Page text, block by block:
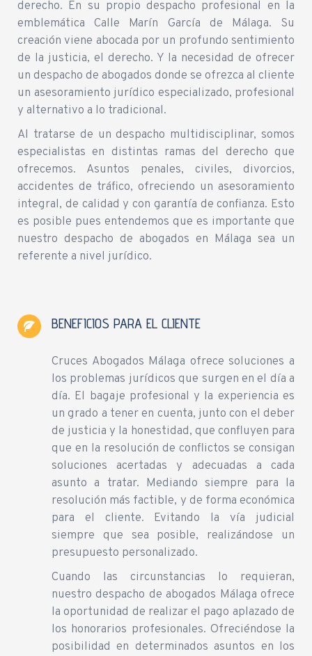
derecho. En su propio despacho profesional en la
emblemática Calle Marín García de Málaga. Su
creación viene abocada por un profundo sentimiento
de la justicia, el derecho. Y la necesidad de ofrecer
un despacho de abogados donde se ofrezca al cliente
un asesoramiento jurídico especializado, profesional
y alternativo a lo tradicional.
Al tratarse de un despacho multidisciplinar, somos
especialistas en distintas ramas del derecho que
ofrecemos. Asuntos penales, civiles, divorcios,
accidentes de tráfico, ofreciendo un asesoramiento
integral, de calidad y con garantía de confianza. Esto
es posible pues entendemos que es importante que
nuestro despacho de abogados en Málaga sea un
referente a nivel jurídico.
BENEFICIOS PARA EL CLIENTE
Cruces Abogados Málaga ofrece soluciones a
los problemas jurídicos que surgen en el día a
día. El bagaje profesional y la experiencia es
un grado a tener en cuenta, junto con el deber
de justicia y la honestidad, que confluyen para
que en la resolución de conflictos se consigan
soluciones acertadas y adecuadas a cada
asunto a tratar. Mediando siempre para la
resolución más factible, y de forma económica
para el cliente. Evitando la vía judicial
siempre que sea posible, realizándose un
presupuesto personalizado.
Cuando las circunstancias lo requieran,
nuestro despacho de abogados Málaga ofrece
la oportunidad de realizar el pago aplazado de
los honorarios profesionales. Ofreciéndose la
posibilidad en determinados asuntos en los